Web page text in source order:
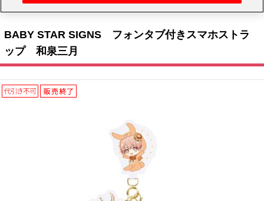
ゲーム
ASOBI STAGE
プレミアム会員とは
アイドルマスター SideM
アイドルマスター シャイニーカラーズ
プロジェクトアイマス ヴイアライヴ
BABY STAR SIGNS フォンタブ付きスマホストラ
ップ 和泉三月